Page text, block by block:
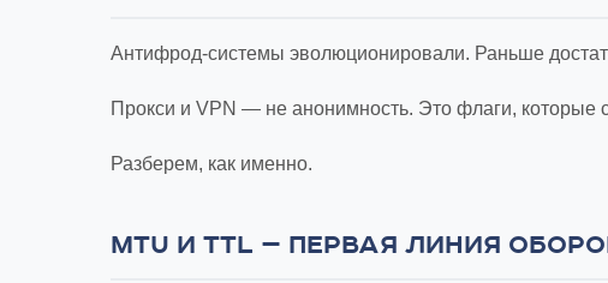
Антифрод-системы эволюционировали. Раньше
Прокси и VPN — не анонимность. Это флаги, которые
Разберем, как именно.
MTU И TTL — ПЕРВАЯ ЛИНИЯ